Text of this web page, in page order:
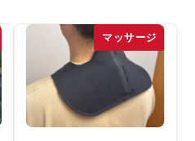
マッサージ